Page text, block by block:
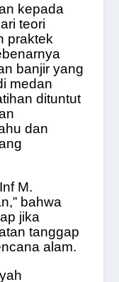
kepada
teori
praktek
banjir yang
medan
dituntut
dan
M.
bahwa
jika
tanggap
alam.